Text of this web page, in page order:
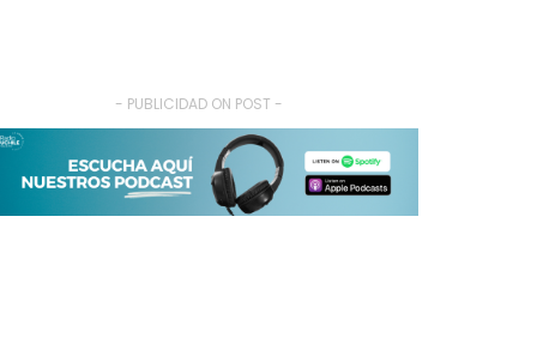
- PUBLICIDAD ON POST -